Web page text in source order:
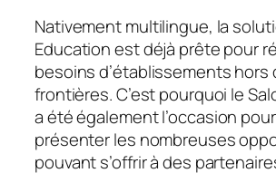
Nativement multilingue, la
Education est déjà prête pour
besoins d’établissements hors
frontières. C’est pourquoi le
a été également l’occasion pour
présenter les nombreuses
pouvant s’offrir à des